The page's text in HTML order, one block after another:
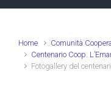
Home
Comunità
Centenario Coop.
Fotogallery del